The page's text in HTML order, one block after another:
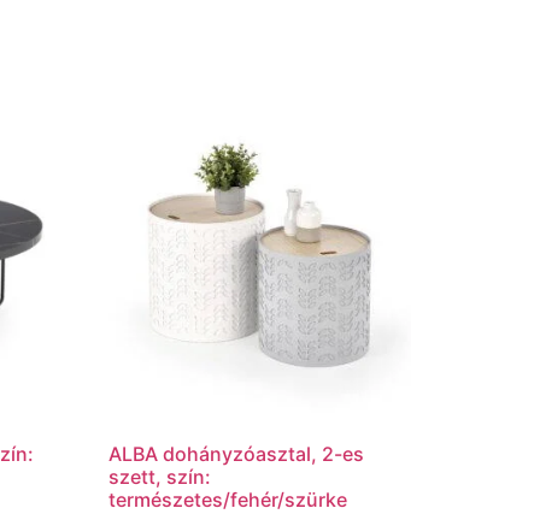
ALBA dohányzóasztal, 2-es
szett, szín:
természetes/fehér/szürke